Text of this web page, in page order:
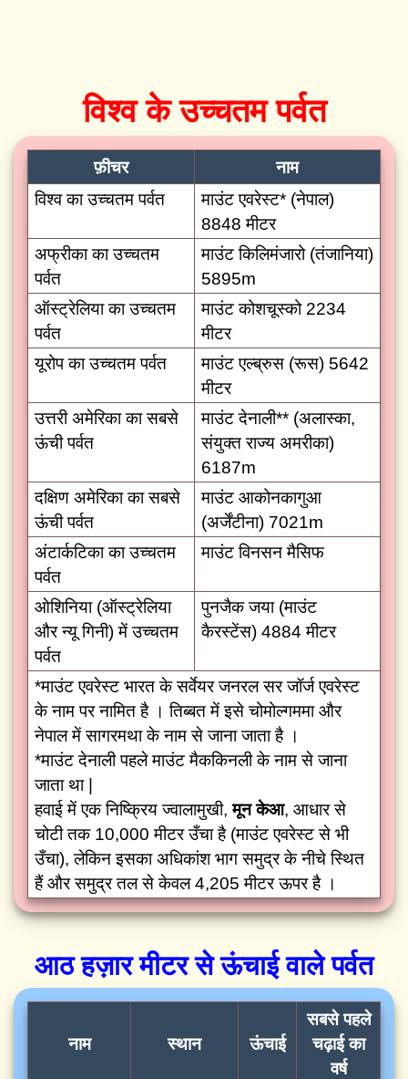
विश्व के उच्चतम पर्वत
फ़ीचर
नाम
विश्व का उच्चतम पर्वत
माउंट एवरेस्ट* (नेपाल)
8848 मीटर
अफ्रीका का उच्चतम
पर्वत
माउंट किलिमंजारो (तंजानिया)
5895m
ऑस्ट्रेलिया का उच्चतम
पर्वत
माउंट कोशचूस्को 2234
मीटर
यूरोप का उच्चतम पर्वत
माउंट एल्ब्रुस (रूस) 5642
मीटर
उत्तरी अमेरिका का सबसे
ऊंची पर्वत
माउंट देनाली** (अलास्का,
संयुक्त राज्य अमरीका)
6187m
दक्षिण अमेरिका का सबसे
ऊंची पर्वत
माउंट आकोनकागुआ
(अर्जेंटीना) 7021m
अंटार्कटिका का उच्चतम
पर्वत
माउंट विनसन मैसिफ
ओशिनिया (ऑस्ट्रेलिया
और न्यू गिनी) में उच्चतम
पर्वत
पुनजैक जया (माउंट
कैरस्टेंस) 4884 मीटर
*माउंट एवरेस्ट भारत के सर्वेयर जनरल सर जॉर्ज एवरेस्ट
के नाम पर नामित है । तिब्बत में इसे चोमोल्गममा और
नेपाल में सागरमथा के नाम से जाना जाता है ।
*माउंट देनाली पहले माउंट मैककिनली के नाम से जाना
जाता था |
हवाई में एक निष्क्रिय ज्वालामुखी,मून केआ, आधार से
चोटी तक 10,000 मीटर उँचा है (माउंट एवरेस्ट से भी
उँचा), लेकिन इसका अधिकांश भाग समुद्र के नीचे स्थित
हैं और समुद्र तल से केवल 4,205 मीटर ऊपर है ।
आठ हज़ार मीटर से ऊंचाई वाले पर्वत
नाम स्थान ऊंचाई
सबसे पहले
चढ़ाई का
वर्ष